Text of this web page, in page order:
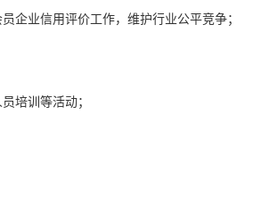
企业信用评价工作，维护行业公平竞争；
培训等活动；